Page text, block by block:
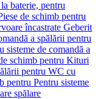
baterie, pentru
de schimb pentru
încastrate Geberit
a spălării pentru
sisteme de comandă a
schimb pentru Kituri
pentru WC cu
pentru Pentru sisteme
spălare